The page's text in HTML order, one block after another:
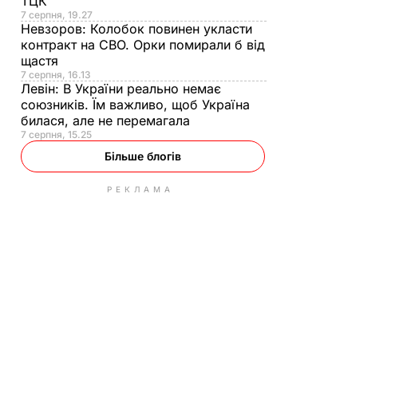
7 серпня, 19.27
Невзоров: Колобок повинен укласти
контракт на СВО. Орки помирали б від
щастя
7 серпня, 16.13
Левін: В України реально немає
союзників. Їм важливо, щоб Україна
билася, але не перемагала
7 серпня, 15.25
Більше блогів
РЕКЛАМА